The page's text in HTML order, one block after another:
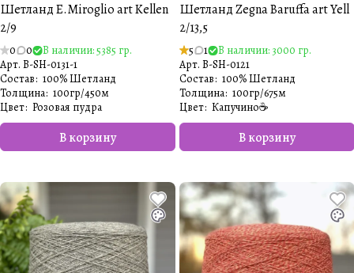
Шетланд E.Miroglio art Kellen
2/9
0 0
В наличии: 5385 гр.
Арт. B-SH-0131-1
В корзину
Состав: 100% Шетланд
Толщина: 100гр/450м
Цвет: Розовая пудра
Шетланд Zegna Baruffa art Yell
2/13,5
5 1
В наличии: 3000 гр.
Арт. B-SH-0121
В корзину
Состав: 100% Шетланд
Толщина: 100гр/675м
Цвет: Капучино☕️